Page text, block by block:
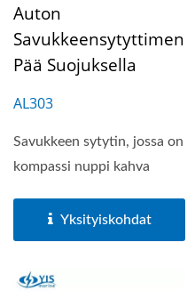
Auton
Savukkeensytyttimen
Pää Suojuksella
AL303
Savukkeen sytytin, jossa on
kompassi nuppi kahva
Yksityiskohdat